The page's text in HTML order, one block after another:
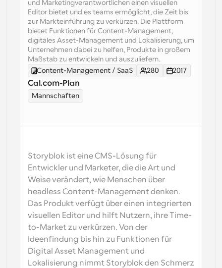
Supercharged Planung mit KI-gestützten Anrufen
Arbeitsabläufe
Automatisieren Sie die Planung und Erinnerungen
Blog
Bleiben Sie auf dem Laufenden über die neuesten
Nachrichten und Updates.
Sofortige Besprechungen
Treffen Sie sich in wenigen Minuten mit Kunden
Webhooks
Erhalten Sie eine Benachrichtigung, wenn etwas
passiert
Storyblok ist eine CMS-Lösung für
Entwickler und Marketer, die die Art und
Weise verändert, wie Menschen über
headless Content-Management denken.
Das Produkt verfügt über einen integrierten
visuellen Editor und hilft Nutzern, ihre Time-
to-Market zu verkürzen. Von der
Ideenfindung bis hin zu Funktionen für
Digital Asset Management und
Lokalisierung nimmt Storyblok den Schmerz
und Marketingverantwortlichen einen visuellen
Editor bietet und es teams ermöglicht, die Zeit bis
zur Markteinführung zu verkürzen. Die Plattform
bietet Funktionen für Content-Management,
digitales Asset-Management und Lokalisierung, um
Unternehmen dabei zu helfen, Produkte in großem
Maßstab zu entwickeln und auszuliefern.
Content-Management / SaaS
280 2017
Cal.com-Plan
Mannschaften